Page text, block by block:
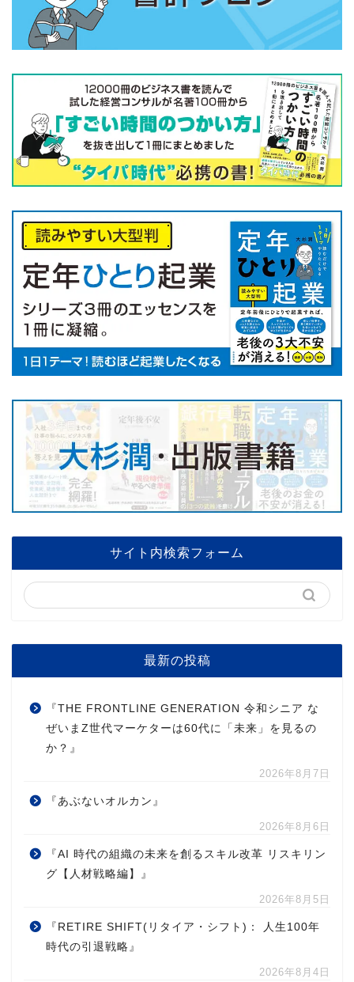
サイト内検索フォーム
最新の投稿
『THE FRONTLINE GENERATION 令和シニア な
ぜいまZ世代マーケターは60代に「未来」を見るの
か？』
2026年8月7日
『あぶないオルカン』
2026年8月6日
『AI 時代の組織の未来を創るスキル改革 リスキリン
グ【人材戦略編】』
2026年8月5日
『RETIRE SHIFT(リタイア・シフト)： 人生100年
時代の引退戦略』
2026年8月4日